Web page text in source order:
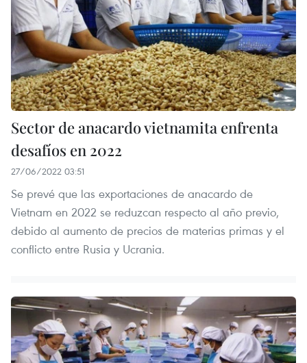
Sector de anacardo vietnamita enfrenta
desafíos en 2022
27/06/2022 03:51
Se prevé que las exportaciones de anacardo de
Vietnam en 2022 se reduzcan respecto al año previo,
debido al aumento de precios de materias primas y el
conflicto entre Rusia y Ucrania.